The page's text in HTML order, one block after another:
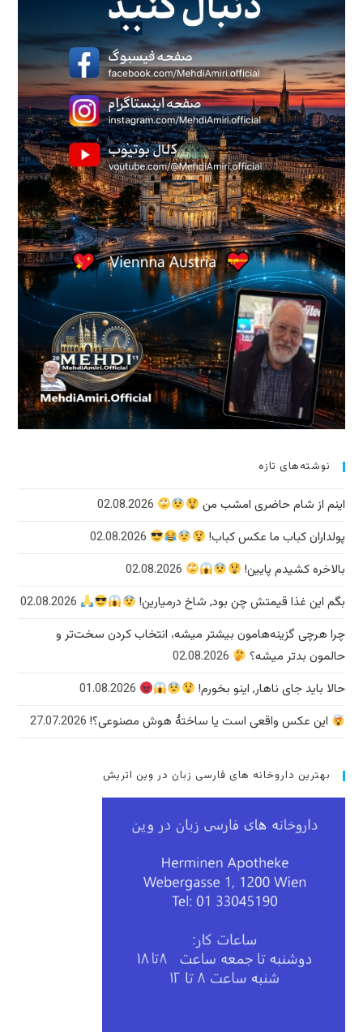
نوشته‌های تازه
اینم از شام حاضری امشب من
02.08.2026
پولداران کباب ما عکس کباب!
02.08.2026
بالاخره کشیدم پایین!
02.08.2026
بگم این غذا قیمتش چن بود, شاخ درمیارین!
02.08.2026
چرا هرچی گزینه‌هامون بیشتر میشه، انتخاب کردن سخت‌تر و
حالمون بدتر میشه؟
02.08.2026
حالا باید جای ناهار, اینو بخورم!
01.08.2026
این عکس واقعی است یا ساختهٔ هوش مصنوعی؟! 27.07.2026
بهترین داروخانه های فارسی زبان در وین اتریش